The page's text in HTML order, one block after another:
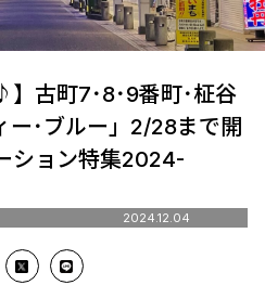
】古町7･8･9番町･柾谷
ー･ブルー」2/28まで開
ション特集2024-
2024.12.04